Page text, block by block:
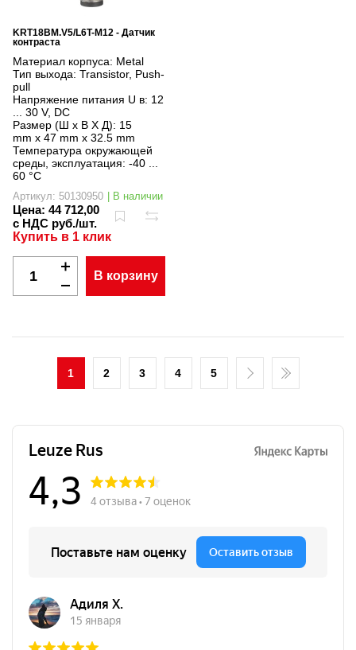
KRT18BM.V5/L6T-M12 - Датчик
контраста
Материал корпуса: Metal
Тип выхода: Transistor, Push-
pull
Напряжение питания U в: 12
... 30 V, DC
Размер (Ш x В X Д): 15
mm x 47 mm x 32.5 mm
Температура окружающей
среды, эксплуатация: -40 ...
60 °C
Артикул: 50130950 | В наличии
Цена: 44 712,00
с НДС руб./шт.
Купить в 1 клик
В корзину
1 2 3 4 5